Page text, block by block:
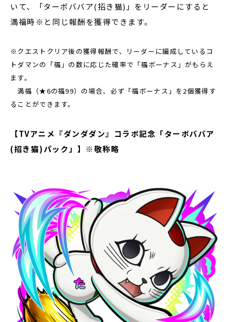
いて、「ターボババア(招き猫)」をリーダーにすると
満福時※と同じ報酬を獲得できます。
※クエストクリア後の獲得報酬で、リーダーに編成しているコ
トダマンの「福」の数に応じた確率で「福ボーナス」がもらえ
ます。
満福（★6の福99）の場合、必ず「福ボーナス」を2個獲得す
ることができます。
【TVアニメ『ダンダダン』コラボ記念「ターボババア
(招き猫)パック」】※敬称略